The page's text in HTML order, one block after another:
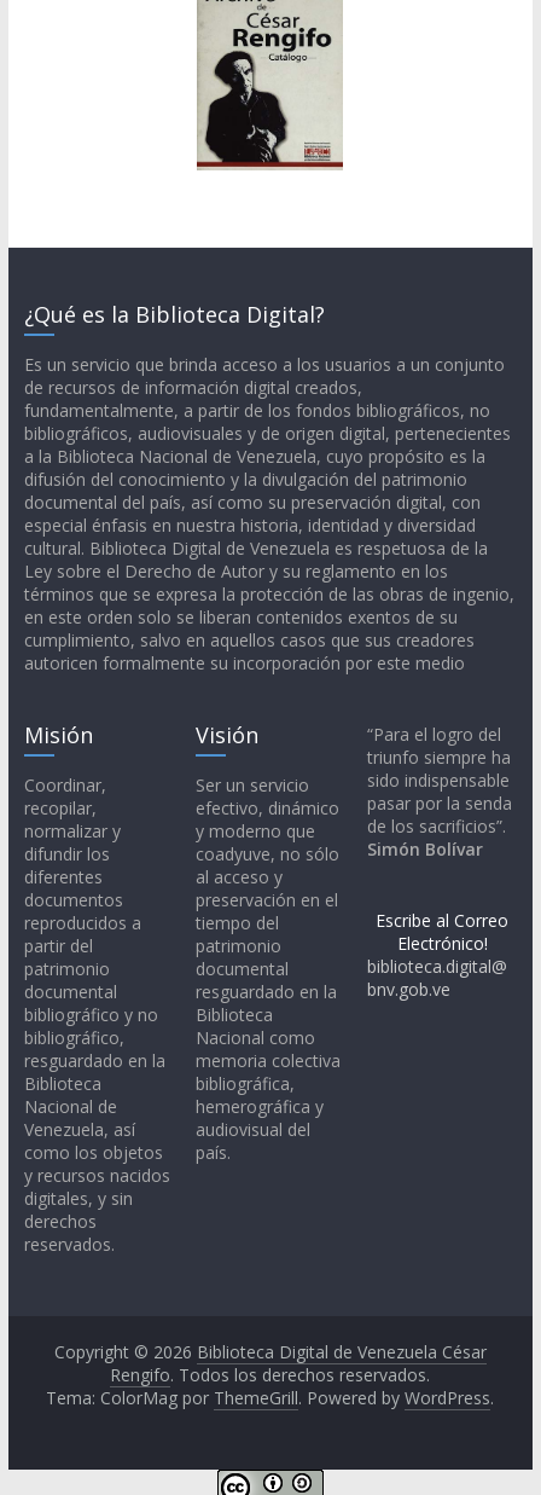
¿Qué es la Biblioteca Digital?
Es un servicio que brinda acceso a los usuarios a un conjunto
de recursos de información digital creados,
fundamentalmente, a partir de los fondos bibliográficos, no
bibliográficos, audiovisuales y de origen digital, pertenecientes
a la Biblioteca Nacional de Venezuela, cuyo propósito es la
difusión del conocimiento y la divulgación del patrimonio
documental del país, así como su preservación digital, con
especial énfasis en nuestra historia, identidad y diversidad
cultural. Biblioteca Digital de Venezuela es respetuosa de la
Ley sobre el Derecho de Autor y su reglamento en los
términos que se expresa la protección de las obras de ingenio,
en este orden solo se liberan contenidos exentos de su
cumplimiento, salvo en aquellos casos que sus creadores
autoricen formalmente su incorporación por este medio
Misión
Coordinar,
recopilar,
normalizar y
difundir los
diferentes
documentos
reproducidos a
partir del
patrimonio
documental
bibliográfico y no
bibliográfico,
resguardado en la
Biblioteca
Nacional de
Venezuela, así
como los objetos
y recursos nacidos
digitales, y sin
derechos
reservados.
Visión
Ser un servicio
efectivo, dinámico
y moderno que
coadyuve, no sólo
al acceso y
preservación en el
tiempo del
patrimonio
documental
resguardado en la
Biblioteca
Nacional como
memoria colectiva
bibliográfica,
hemerográfica y
audiovisual del
país.
“Para el logro del
triunfo siempre ha
sido indispensable
pasar por la senda
de los sacrificios”.
Simón Bolívar
Escribe al Correo
Electrónico!
biblioteca.digital@
bnv.gob.ve
Copyright © 2026 Biblioteca Digital de Venezuela César
Rengifo. Todos los derechos reservados.
Tema: ColorMag por ThemeGrill. Powered byWordPress.